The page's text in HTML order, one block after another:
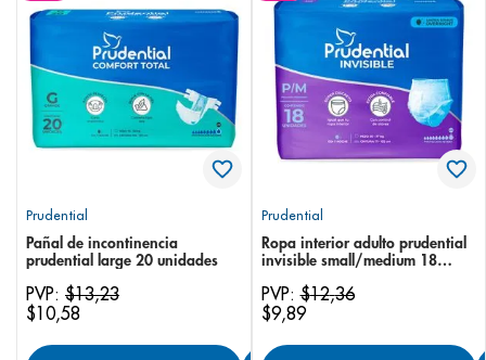
Prudential
Pañal de incontinencia
prudential large 20 unidades
PVP: $13,23
$10,58
Prudential
Ropa interior adulto prudential
invisible small/medium 18
PVP:$12,36
$9,89